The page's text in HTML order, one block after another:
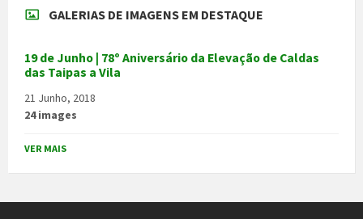
GALERIAS DE IMAGENS EM DESTAQUE
19 de Junho | 78º Aniversário da Elevação de Caldas
das Taipas a Vila
21 Junho, 2018
24 images
VER MAIS